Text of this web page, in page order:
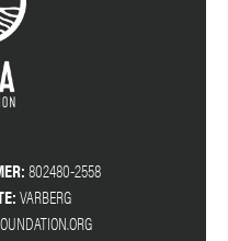
802480-2558
VARBERG